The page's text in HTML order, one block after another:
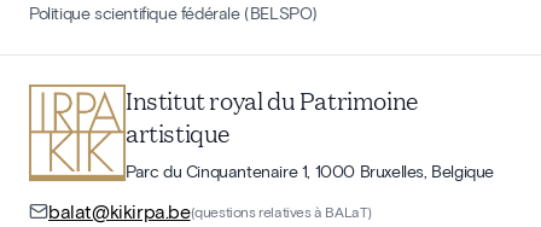
Politique scientifique fédérale (BELSPO)
Institut royal du Patrimoine
artistique
Parc du Cinquantenaire 1, 1000 Bruxelles, Belgique
balat@kikirpa.be(questions relatives à BALaT)